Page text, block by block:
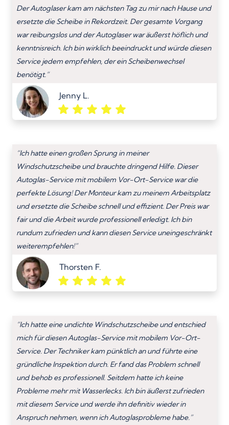
Der Autoglaser kam am nächsten Tag zu mir nach Hause und
ersetzte die Scheibe in Rekordzeit. Der gesamte Vorgang
war reibungslos und der Autoglaser war äußerst höflich und
kenntnisreich. Ich bin wirklich beeindruckt und würde diesen
Service jedem empfehlen, der ein Scheibenwechsel
benötigt.”
Jenny L.
“Ich hatte einen großen Sprung in meiner
Windschutzscheibe und brauchte dringend Hilfe. Dieser
Autoglas-Service mit mobilem Vor-Ort-Service war die
perfekte Lösung! Der Monteur kam zu meinem Arbeitsplatz
und ersetzte die Scheibe schnell und effizient. Der Preis war
fair und die Arbeit wurde professionell erledigt. Ich bin
rundum zufrieden und kann diesen Service uneingeschränkt
weiterempfehlen!”
Thorsten F.
“Ich hatte eine undichte Windschutzscheibe und entschied
mich für diesen Autoglas-Service mit mobilem Vor-Ort-
Service. Der Techniker kam pünktlich an und führte eine
gründliche Inspektion durch. Er fand das Problem schnell
und behob es professionell. Seitdem hatte ich keine
Probleme mehr mit Wasserlecks. Ich bin äußerst zufrieden
mit diesem Service und werde ihn definitiv wieder in
Anspruch nehmen, wenn ich Autoglasprobleme habe.”